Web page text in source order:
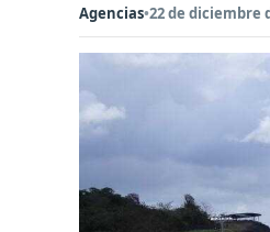
Agencias•22 de diciembre